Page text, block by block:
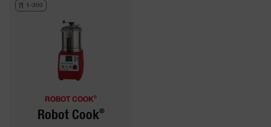
1-300
ROBOT COOK ®
Robot Cook®